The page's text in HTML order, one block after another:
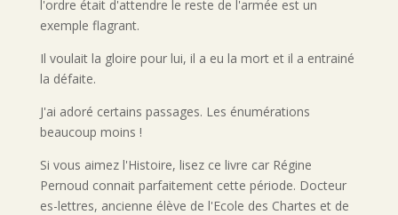
l'ordre était d'attendre le reste de l'armée est un
exemple flagrant.
Il voulait la gloire pour lui, il a eu la mort et il a entrainé
la défaite.
J'ai adoré certains passages. Les énumérations
beaucoup moins !
Si vous aimez l'Histoire, lisez ce livre car Régine
Pernoud connait parfaitement cette période. Docteur
es-lettres, ancienne élève de l'Ecole des Chartes et de